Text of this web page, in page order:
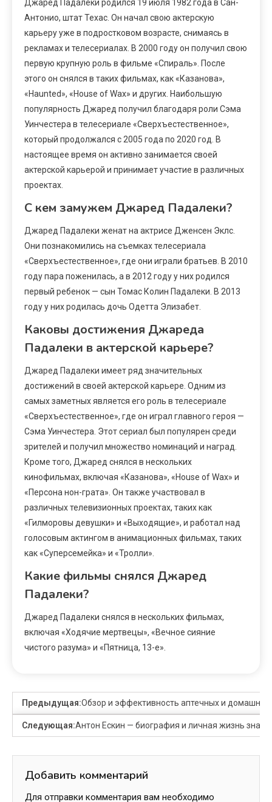
Джаред Падалеки родился 19 июля 1982 года в Сан-
Антонио, штат Техас. Он начал свою актерскую
карьеру уже в подростковом возрасте, снимаясь в
рекламах и телесериалах. В 2000 году он получил свою
первую крупную роль в фильме «Спираль». После
этого он снялся в таких фильмах, как «Казанова»,
«Haunted», «House of Wax» и других. Наибольшую
популярность Джаред получил благодаря роли Сэма
Уинчестера в телесериале «Сверхъестественное»,
который продолжался с 2005 года по 2020 год. В
настоящее время он активно занимается своей
актерской карьерой и принимает участие в различных
проектах.
С кем замужем Джаред Падалеки?
Джаред Падалеки женат на актрисе Дженсен Эклс.
Они познакомились на съемках телесериала
«Сверхъестественное», где они играли братьев. В 2010
году пара поженилась, а в 2012 году у них родился
первый ребенок — сын Томас Колин Падалеки. В 2013
году у них родилась дочь Одетта Элизабет.
Каковы достижения Джареда
Падалеки в актерской карьере?
Джаред Падалеки имеет ряд значительных
достижений в своей актерской карьере. Одним из
самых заметных является его роль в телесериале
«Сверхъестественное», где он играл главного героя —
Сэма Уинчестера. Этот сериал был популярен среди
зрителей и получил множество номинаций и наград.
Кроме того, Джаред снялся в нескольких
кинофильмах, включая «Казанова», «House of Wax» и
«Персона нон-грата». Он также участвовал в
различных телевизионных проектах, таких как
«Гилморовы девушки» и «Выходящие», и работал над
голосовым актингом в анимационных фильмах, таких
как «Суперсемейка» и «Тролли».
Какие фильмы снялся Джаред
Падалеки?
Джаред Падалеки снялся в нескольких фильмах,
включая «Ходячие мертвецы», «Вечное сияние
чистого разума» и «Пятница, 13-е».
Предыдущая:Обзор и эффективность аптечных и
Следующая:Антон Ескин — биография и личная жизнь
Добавить комментарий
Для отправки комментария вам необходимо